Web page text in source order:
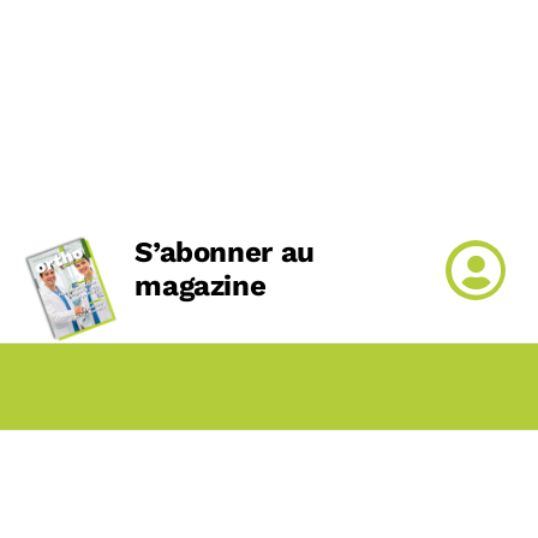
S’abonner au
magazine